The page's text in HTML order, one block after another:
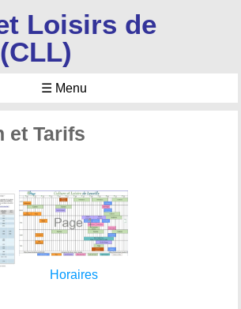
Loisirs de
☰ Menu
et Tarifs
Horaires